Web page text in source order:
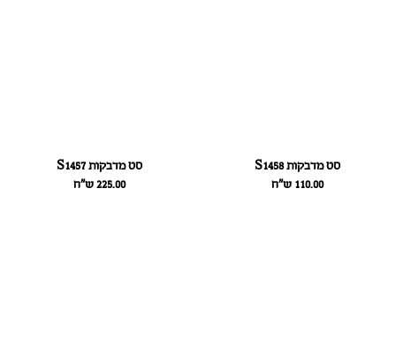
סט מדבקות S1458
110.00 ש״ח
סט מדבקות S1457
225.00 ש״ח